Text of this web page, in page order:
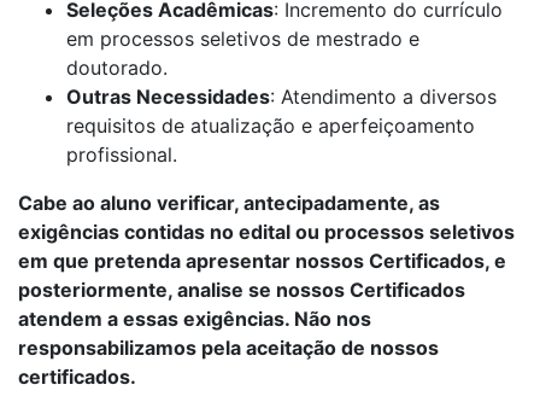
Seleções Acadêmicas: Incremento do currículo
em processos seletivos de mestrado e
doutorado.
Outras Necessidades: Atendimento a diversos
requisitos de atualização e aperfeiçoamento
profissional.
Cabe ao aluno verificar, antecipadamente, as
exigências contidas no edital ou processos seletivos
em que pretenda apresentar nossos Certificados, e
posteriormente, analise se nossos Certificados
atendem a essas exigências. Não nos
responsabilizamos pela aceitação de nossos
certificados.